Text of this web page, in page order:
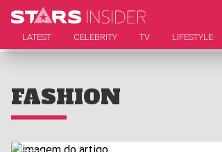
LATEST CELEBRITY TV LIFESTYLE
FASHION